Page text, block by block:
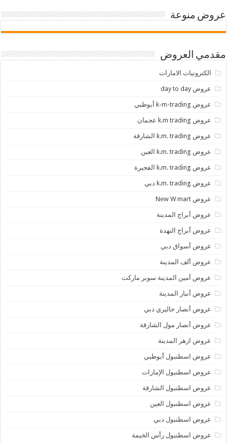
عروض منوعة
مقدمي العروض
الكترونيات الامارات
عروض day to day
عروض k-m-trading أبوظبي
عروض k.m trading عجمان
عروض k.m. trading الشارقة
عروض k.m. trading العين
عروض k.m. trading الفجيرة
عروض k.m. trading دبي
عروض New W mart
عروض أبراج المدينة
عروض أبراج النهدة
عروض أسواق دبي
عروض ألف المدينة
عروض أمين المدينة سوبر ماركت
عروض أنبار المدينة
عروض أنصار جاليري دبي
عروض أنصار مول الشارقة
عروض ازهر المدينة
عروض اسطنبول أبوظبي
عروض اسطنبول الإمارات
عروض اسطنبول الشارقة
عروض اسطنبول العين
عروض اسطنبول دبي
عروض اسطنبول رأس الخيمة